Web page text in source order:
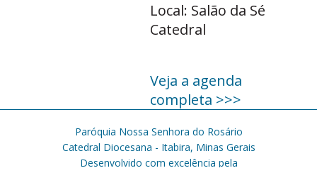
Local: Salão da Sé
Catedral
Veja a agenda
completa >>>
Paróquia Nossa Senhora do Rosário
Catedral Diocesana - Itabira, Minas Gerais
Desenvolvido com excelência pela